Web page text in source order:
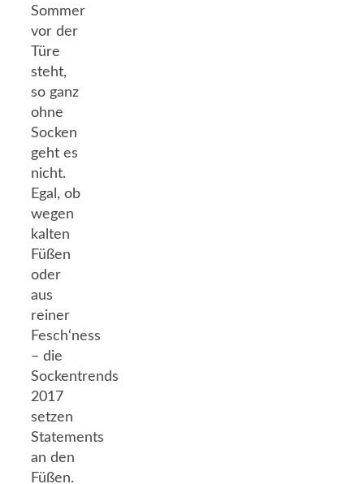
Sommer
vor der
Türe
steht,
so ganz
ohne
Socken
geht es
nicht.
Egal, ob
wegen
kalten
Füßen
oder
aus
reiner
Fesch‘ness
– die
Sockentrends
2017
setzen
Statements
an den
Füßen.